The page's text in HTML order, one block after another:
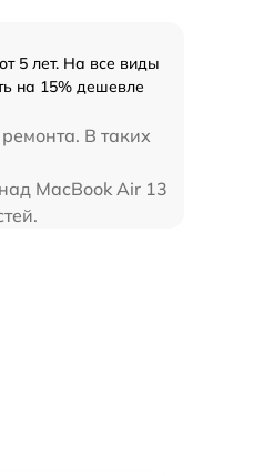
5 лет. На все виды
на 15% дешевле
В таких
MacBook Air 13